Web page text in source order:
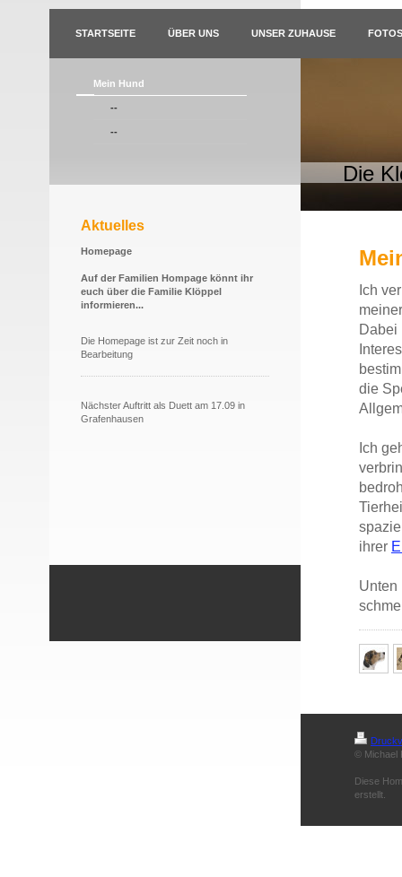
STARTSEITE ÜBER UNS UNSER ZUHAUSE FOTOS
Mein Hund
--
--
Aktuelles
Homepage
Auf der Familien Hompage könnt ihr
euch über die Familie Klöppel
informieren...
Die Homepage ist zur Zeit noch in
Bearbeitung
Nächster Auftritt als Duett am 17.09 in
Grafenhausen
Die
Ich
Dabei
die
Ich
ihrer
Unten
© Michael
Diese
erstellt.